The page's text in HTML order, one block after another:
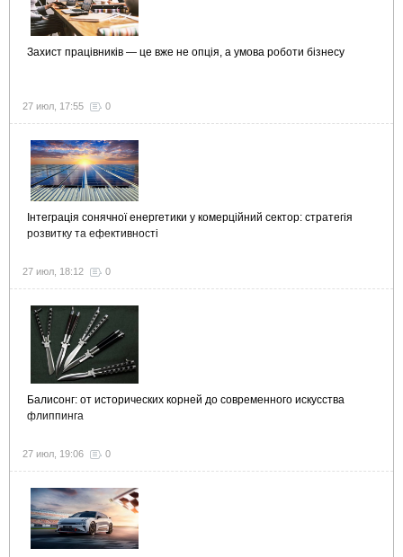
Захист працівників — це вже не опція, а умова роботи бізнесу
27 июл, 17:55 0
Інтеграція сонячної енергетики у комерційний сектор: стратегія
розвитку та ефективності
27 июл, 18:12 0
Балисонг: от исторических корней до современного искусства
флиппинга
27 июл, 19:06 0